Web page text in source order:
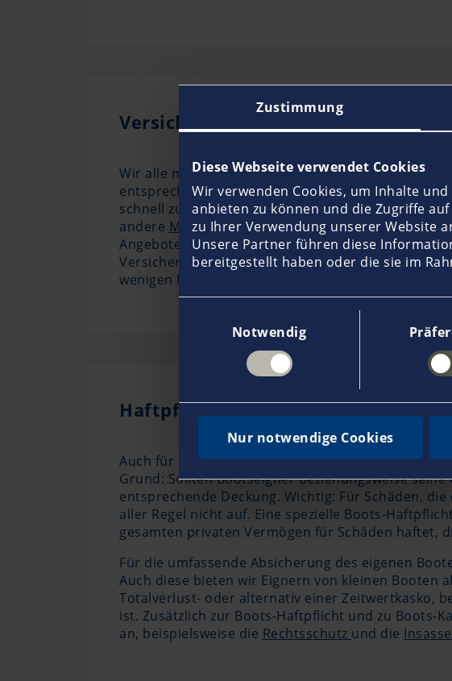
Zustimmung
Diese Webseite verwendet Cookies
Wir verwenden Cookies, um Inhalte
anbieten zu können und die Zugriffe
zu Ihrer Verwendung unserer Website
Unsere Partner führen diese
bereitgestellt haben oder die sie im
Notwendig
Nur notwendige Cookies
Versicherungsschutz für Kleinboote
Wir alle möchten auf dem Wasser entspannen –
entsprechenden Versicherungsschutz. Denn auch
schnell zu hohen Kosten führt. Doch nicht nur
andere Motor - sowieSegelboote auf den Seen
Angebote für Kleinboote eignen sich für
Versicherungssumme beträgt maximal 20.000
wenigen Minuten direkt online abschließen und
Haftpflicht und Kasko: Optimale
Auch für kleine Boote auf Seen oder an der Küste
Grund: Sollten Bootseigner beziehungsweise
entsprechende Deckung. Wichtig: Für Schäden,
aller Regel nicht auf. Eine spezielle Boots-
gesamten privaten Vermögen für Schäden haftet,
Für die umfassende Absicherung des eigenen
Auch diese bieten wir Eignern von kleinen Booten
Totalverlust- oder alternativ einer Zeitwertkasko,
ist. Zusätzlich zur Boots-Haftpflicht und zu Boots-
an, beispielsweise die Rechtsschutz und die